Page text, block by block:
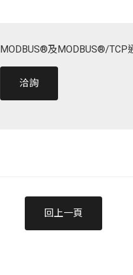
MODBUS®及MODBUS®/TCP
洽詢
回上一頁